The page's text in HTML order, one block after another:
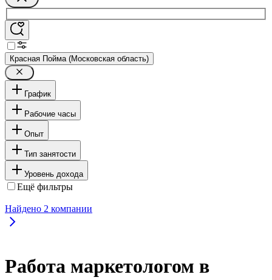
Красная Пойма (Московская область)
График
Рабочие часы
Опыт
Тип занятости
Уровень дохода
Ещё фильтры
Найдено 2 компании
Работа маркетологом в